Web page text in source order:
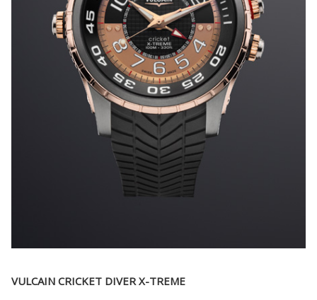
VULCAIN CRICKET DIVER X-TREME